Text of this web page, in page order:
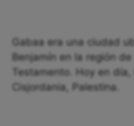
Gabaa era una ciudad
Benjamín en la región
Testamento. Hoy en
Cisjordania, Palestina.